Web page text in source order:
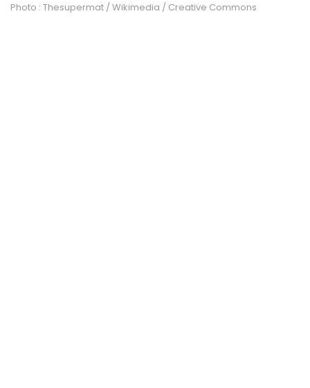
Photo : Thesupermat / Wikimedia / Creative Commons